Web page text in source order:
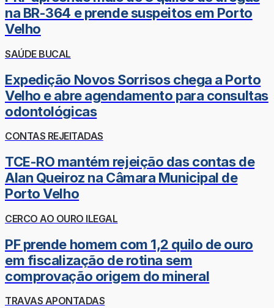
na BR-364 e prende suspeitos em Porto
Velho
SAÚDE BUCAL
Expedição Novos Sorrisos chega a Porto
Velho e abre agendamento para consultas
odontológicas
CONTAS REJEITADAS
TCE-RO mantém rejeição das contas de
Alan Queiroz na Câmara Municipal de
Porto Velho
CERCO AO OURO ILEGAL
PF prende homem com 1,2 quilo de ouro
em fiscalização de rotina sem
comprovação origem do mineral
TRAVAS APONTADAS